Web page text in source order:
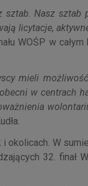
Nasz sztab
licytacje,
WOŚP w
mieli
w centrach
okolicach. W
32. finał